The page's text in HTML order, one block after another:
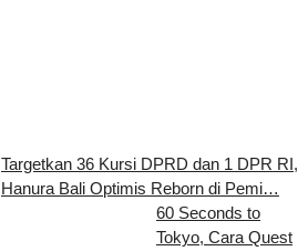
Targetkan 36 Kursi DPRD dan 1 DPR RI,
Hanura Bali Optimis Reborn di Pemi…
60 Seconds to
Tokyo, Cara Quest